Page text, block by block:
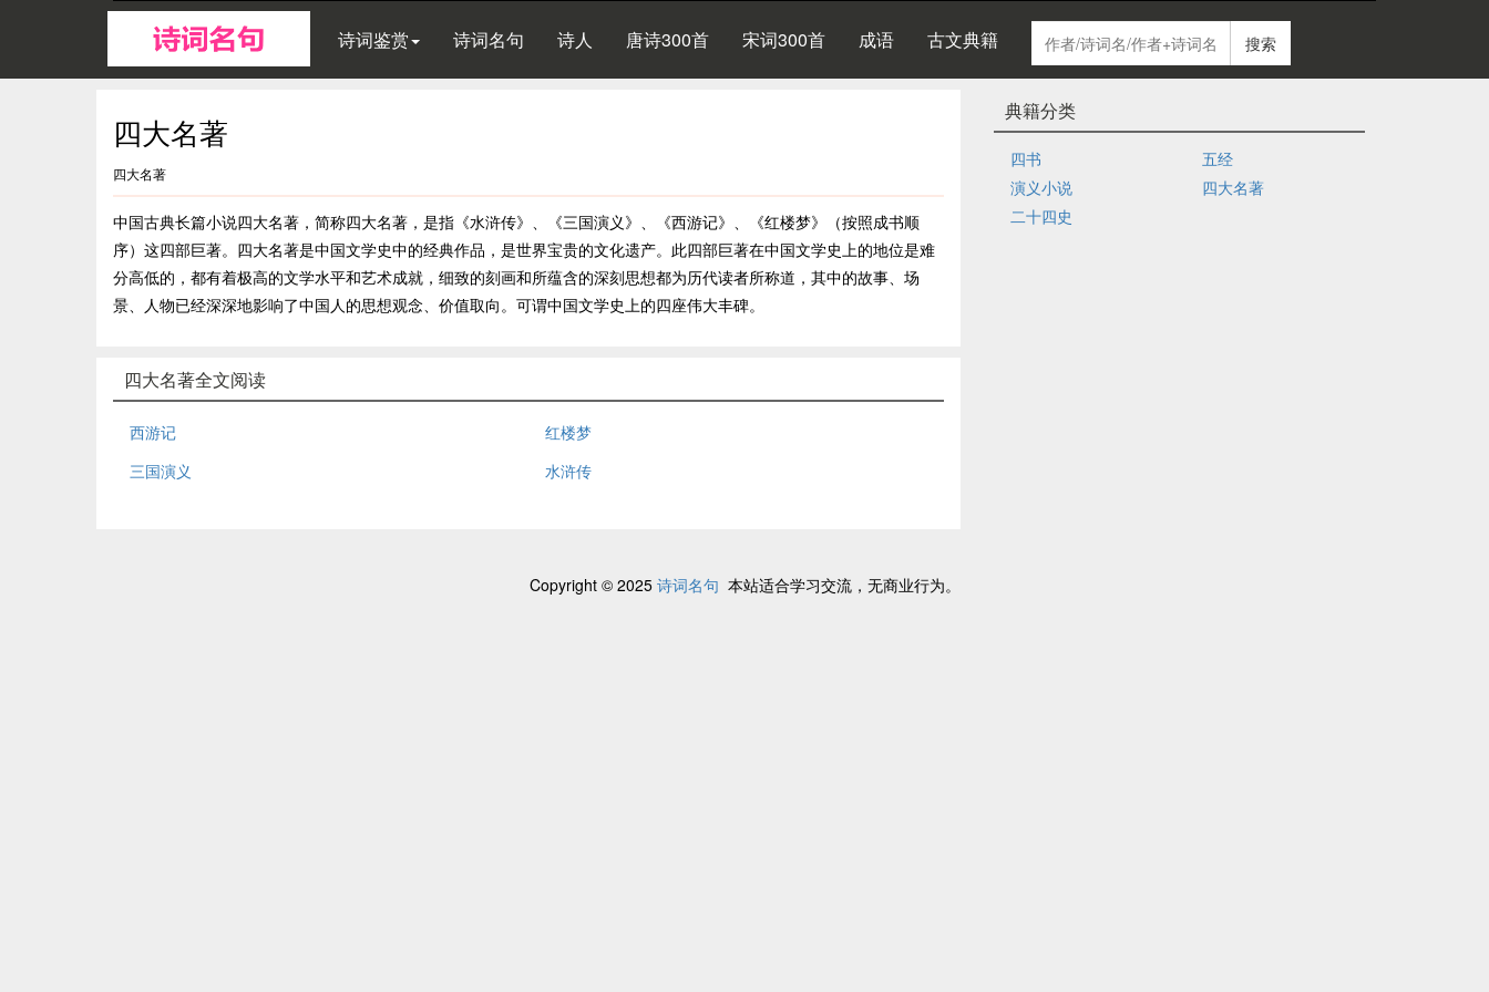
诗词鉴赏 诗词名句 诗人 唐诗300首 宋词300首 成语 古文典籍 搜索
四大名著
四大名著
中国古典长篇小说四大名著，简称四大名著，是指《水浒传》、《三国演义》、《西游记》、《红楼梦》（按照成书顺
序）这四部巨著。四大名著是中国文学史中的经典作品，是世界宝贵的文化遗产。此四部巨著在中国文学史上的地位是难
分高低的，都有着极高的文学水平和艺术成就，细致的刻画和所蕴含的深刻思想都为历代读者所称道，其中的故事、场
景、人物已经深深地影响了中国人的思想观念、价值取向。可谓中国文学史上的四座伟大丰碑。
四大名著全文阅读
西游记
红楼梦
三国演义
水浒传
典籍分类
四书
五经
演义小说
四大名著
二十四史
Copyright © 2025 诗词名句 本站适合学习交流，无商业行为。